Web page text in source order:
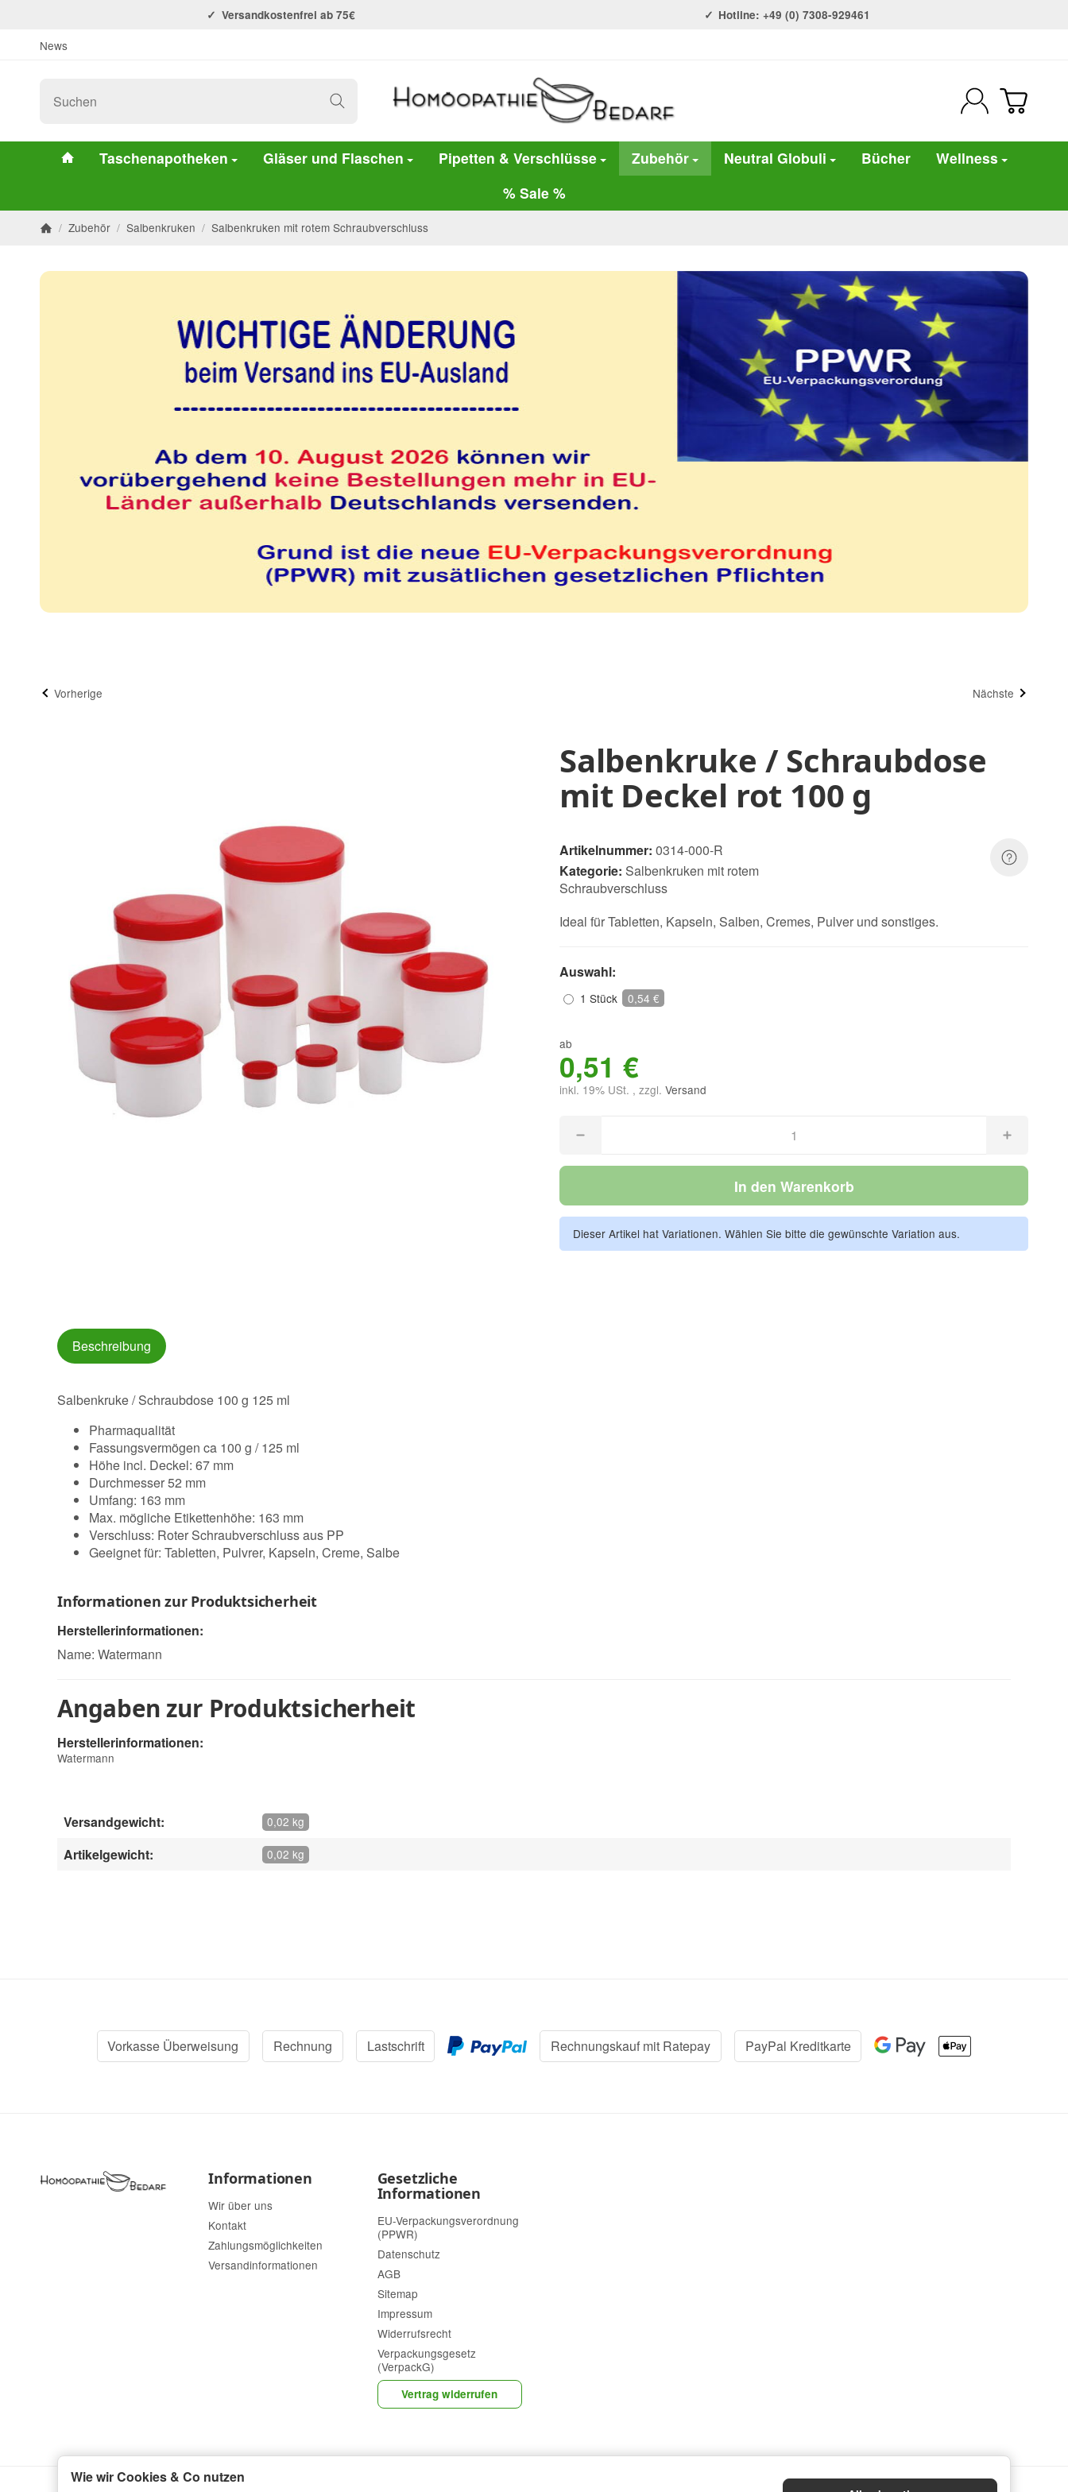
Versandkostenfrei ab 75€ Hotline: +49 (0) 7308-929461
News
#custom.linkHome#
Taschenapotheken Gläser und Flaschen Pipetten & Verschlüsse Zubehör Neutral Globuli Bücher
Wellness
% Sale %
/ Zubehör / Salbenkruken / Salbenkruken mit rotem Schraubverschluss
Vorherige Nächste
Salbenkruke / Schraubdose
mit Deckel rot 100 g
Artikelnummer: 0314-000-R
Kategorie: Salbenkruken mit rotem
Schraubverschluss
Ideal für Tabletten, Kapseln, Salben, Cremes, Pulver und sonstiges.
Auswahl:
1 Stück 0,54 €
ab
0,51 €
inkl. 19% USt. , zzgl. Versand
In den Warenkorb
Dieser Artikel hat Variationen. Wählen Sie bitte die gewünschte Variation aus.
Beschreibung
Salbenkruke / Schraubdose 100 g 125 ml
Pharmaqualität
Fassungsvermögen ca 100 g / 125 ml
Höhe incl. Deckel: 67 mm
Durchmesser 52 mm
Umfang: 163 mm
Max. mögliche Etikettenhöhe: 163 mm
Verschluss: Roter Schraubverschluss aus PP
Geeignet für: Tabletten, Pulvrer, Kapseln, Creme, Salbe
Informationen zur Produktsicherheit
Herstellerinformationen:
Name: Watermann
Angaben zur Produktsicherheit
Herstellerinformationen:
Watermann
Versandgewicht: 0,02 kg
Artikelgewicht: 0,02 kg
Vorkasse Überweisung Rechnung Lastschrift Rechnungskauf mit Ratepay PayPal Kreditkarte
Informationen
Wir über uns
Kontakt
Zahlungsmöglichkeiten
Versandinformationen
Gesetzliche
Informationen
EU-Verpackungsverordnung
(PPWR)
Datenschutz
AGB
Sitemap
Impressum
Widerrufsrecht
Verpackungsgesetz
(VerpackG)
Vertrag widerrufen
Wie wir Cookies & Co nutzen